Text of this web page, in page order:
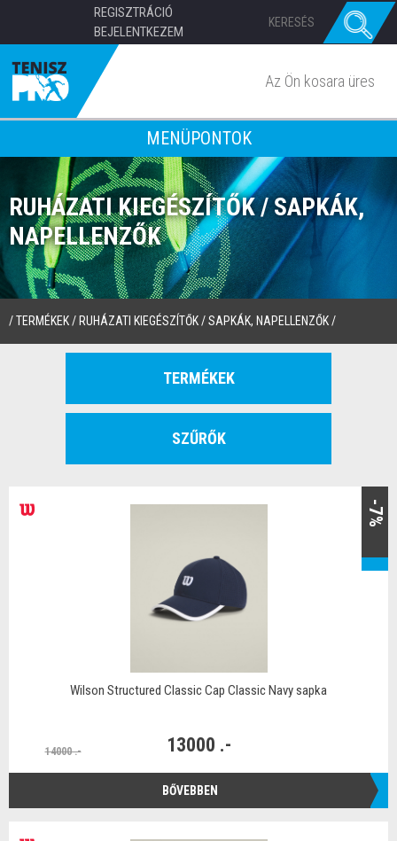
REGISZTRÁCIÓ
BEJELENTKEZEM
Az Ön kosara üres
MENÜPONTOK
RUHÁZATI KIEGÉSZÍTŐK / SAPKÁK,
NAPELLENZŐK
/TERMÉKEK/ RUHÁZATI KIEGÉSZÍTŐK/SAPKÁK, NAPELLENZŐK/
TERMÉKEK
SZŰRŐK
-7%
Wilson Structured Classic Cap Classic Navy sapka
14000 .- 13000 .-
BŐVEBBEN